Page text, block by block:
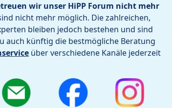
wir unser HiPP Forum nicht mehr
nicht mehr möglich. Die zahlreichen,
bleiben jedoch bestehen und sind
auch künftig die bestmögliche Beratung
über verschiedene Kanäle jederzeit